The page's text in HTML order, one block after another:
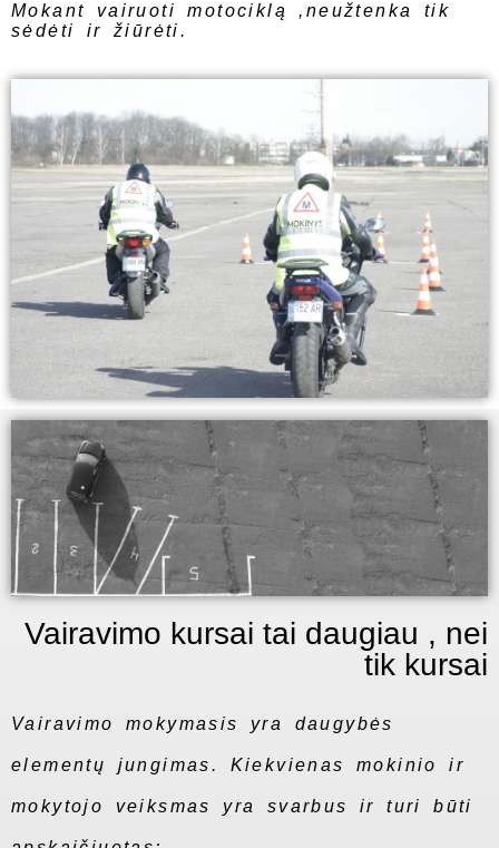
Mokant vairuoti motociklą ,neužtenka tik
sėdėti ir žiūrėti.
Vairavimo kursai tai daugiau , nei
tik kursai
Vairavimo mokymasis yra daugybės
elementų jungimas. Kiekvienas mokinio ir
mokytojo veiksmas yra svarbus ir turi būti